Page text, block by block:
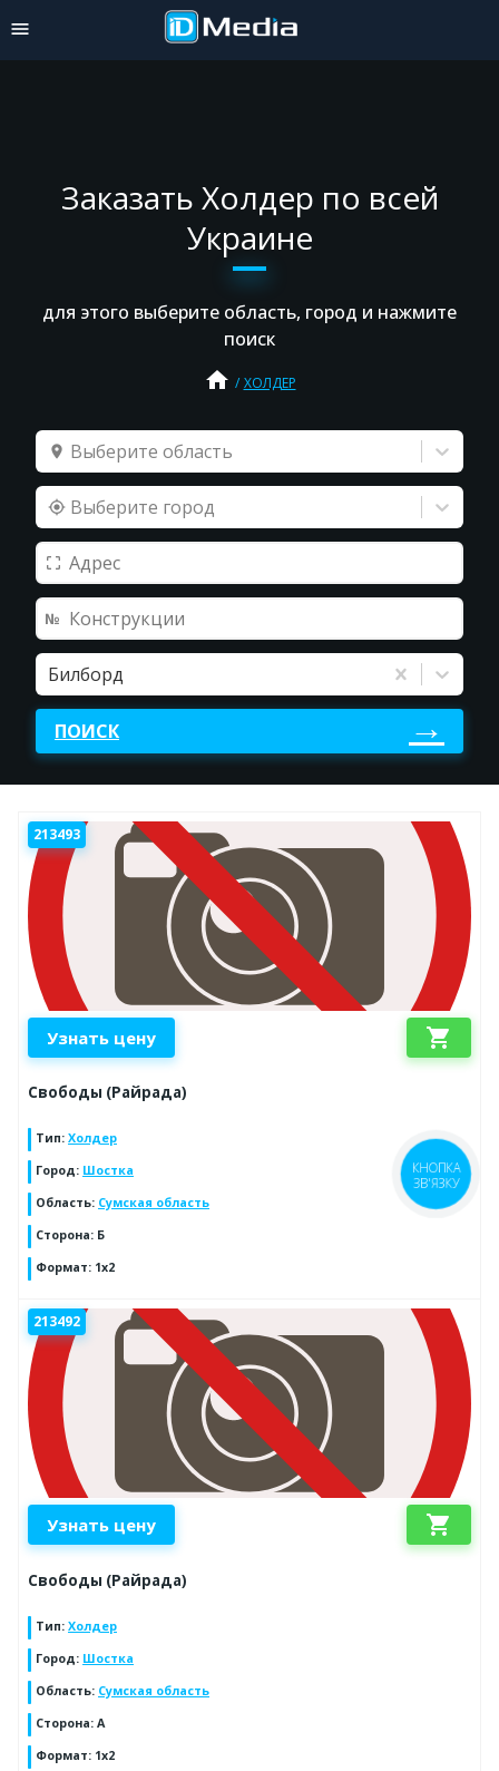
Заказать Холдер по всей
Украине
для этого выберите область, город и нажмите
поиск
home ХОЛДЕР
Выберите область
Выберите город
Билборд
ПОИСК
213493
Узнать цену shopping_cart
Свободы (Райрада)
Тип: Холдер
Город: Шостка
Область: Сумская область
Сторона: Б
Формат: 1x2
213492
Узнать цену shopping_cart
Свободы (Райрада)
Тип: Холдер
Город: Шостка
Область: Сумская область
Сторона: А
Формат: 1x2
КНОПКА
ЗВ'ЯЗКУ